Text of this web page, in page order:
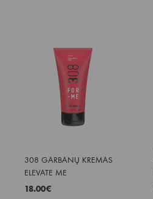
308 GARBANŲ KREMAS
ELEVATE ME
18.00€